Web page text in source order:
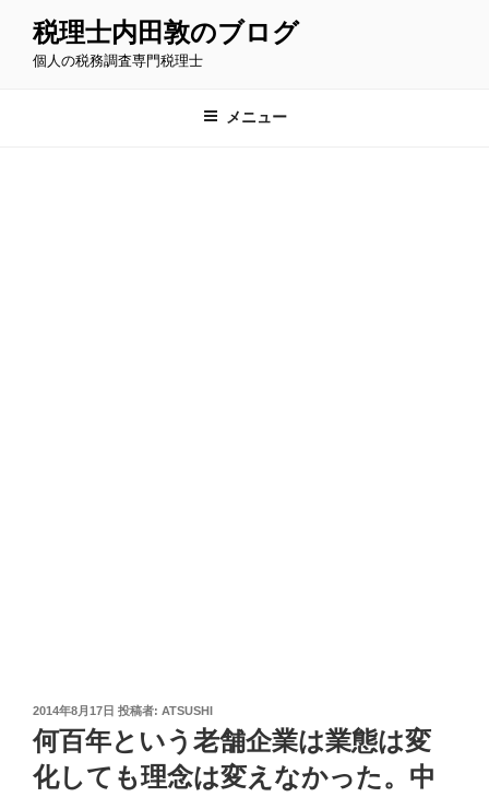
税理士内田敦のブログ
個人の税務調査専門税理士
メニュー
投
稿
日:
2014年8月17日 投稿者: ATSUSHI
何百年という老舗企業は業態は変
化しても理念は変えなかった。中